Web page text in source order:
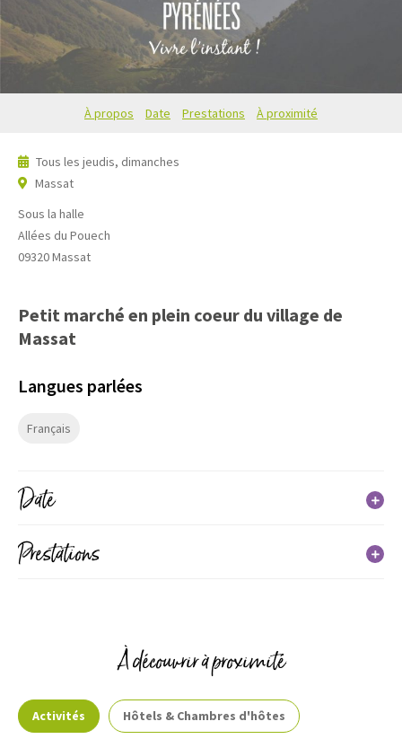
À propos Date Prestations À proximité
Tous les jeudis, dimanches
Massat
Sous la halle
Allées du Pouech
09320Massat
Petit marché en plein coeur du village de
Massat
Langues parlées
Français
Date
Dimanche
09h00 à 12h00
Prestations
À découvrir à proximité
Activités Hôtels & Chambres d'hôtes